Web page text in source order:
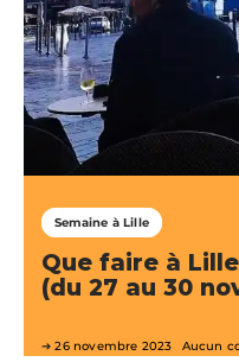
Semaine à Lille
Que faire à
(du 27 au 30
26 novembre 2023 Aucun